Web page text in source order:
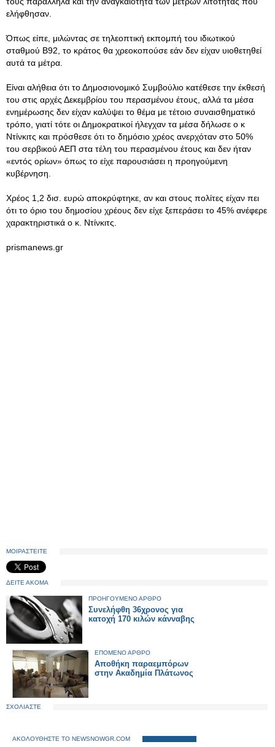
ελήφθησαν.
Όπως είπε, μιλώντας σε τηλεοπτική εκπομπή του ιδιωτικού
σταθμού Β92, το κράτος θα χρεοκοπούσε εάν δεν είχαν υιοθετηθεί
αυτά τα μέτρα.
Είναι αλήθεια ότι το Δημοσιονομικό Συμβούλιο κατέθεσε την έκθεσή
του στις αρχές Δεκεμβρίου του περασμένου έτους, αλλά τα μέσα
ενημέρωσης δεν είχαν καλύψει το θέμα με τέτοιο συναισθηματικό
τρόπο, γιατί τότε οι Δημοκρατικοί ήλεγχαν τα μέσα δήλωσε ο κ
Ντίνκιτς και πρόσθεσε ότι το δημόσιο χρέος ανερχόταν στο 50%
του σερβικού ΑΕΠ στα τέλη του περασμένου έτους και δεν ήταν
«εντός ορίων» όπως το είχε παρουσιάσει η προηγούμενη
κυβέρνηση.
Χρέος 1,2 δισ. ευρώ αποκρύφτηκε, αν και στους πολίτες είχαν πει
ότι το όριο του δημοσίου χρέους δεν είχε ξεπεράσει το 45% ανέφερε
χαρακτηριστικά ο κ. Ντίνκιτς.
prismanews.gr
ΜΟΙΡΑΣΤΕΙΤΕ
ΔΕΙΤΕ ΑΚΟΜΑ
ΠΡΟΗΓΟΥΜΕΝΟ ΑΡΘΡΟ
Συνελήφθη 36χρονος για
κατοχή 170 κιλών κάνναβης
ΕΠΟΜΕΝΟ ΑΡΘΡΟ
Αποθήκη παραεμπόρων
στην Ακαδημία Πλάτωνος
ΣΧΟΛΙΑΣΤΕ
ΑΚΟΛΟΥΘΗΣΤΕ ΤΟ NEWSNOWGR.COM